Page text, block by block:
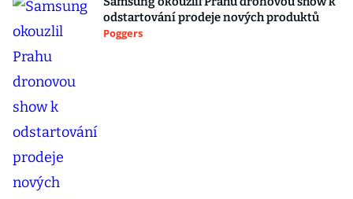
odstartování prodeje nových produktů
Poggers